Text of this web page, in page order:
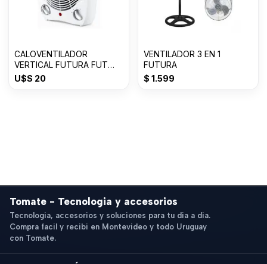
CALOVENTILADOR
VERTICAL FUTURA FUT
CV2001
U$S 20
VENTILADOR 3 EN 1
FUTURA
$ 1.599
Tomate - Tecnologia y accesorios
Tecnologia, accesorios y soluciones para tu dia a dia.
Compra facil y recibi en Montevideo y todo Uruguay
con Tomate.